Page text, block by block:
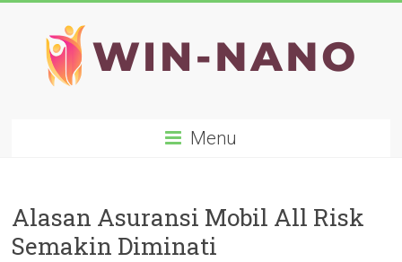
content
Menu
Alasan Asuransi Mobil All Risk
Semakin Diminati